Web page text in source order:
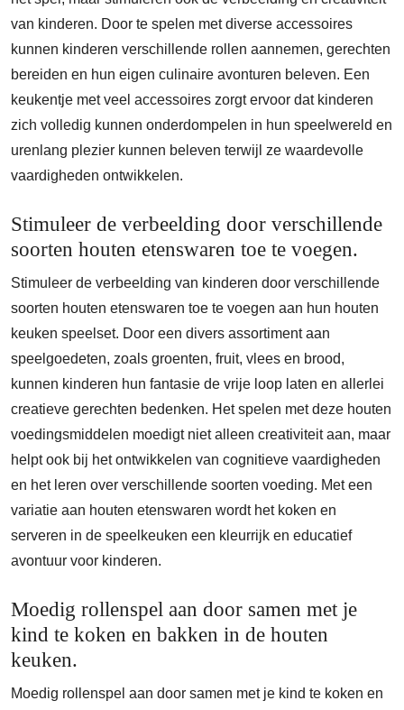
van kinderen. Door te spelen met diverse accessoires
kunnen kinderen verschillende rollen aannemen, gerechten
bereiden en hun eigen culinaire avonturen beleven. Een
keukentje met veel accessoires zorgt ervoor dat kinderen
zich volledig kunnen onderdompelen in hun speelwereld en
urenlang plezier kunnen beleven terwijl ze waardevolle
vaardigheden ontwikkelen.
Stimuleer de verbeelding door verschillende
soorten houten etenswaren toe te voegen.
Stimuleer de verbeelding van kinderen door verschillende
soorten houten etenswaren toe te voegen aan hun houten
keuken speelset. Door een divers assortiment aan
speelgoedeten, zoals groenten, fruit, vlees en brood,
kunnen kinderen hun fantasie de vrije loop laten en allerlei
creatieve gerechten bedenken. Het spelen met deze houten
voedingsmiddelen moedigt niet alleen creativiteit aan, maar
helpt ook bij het ontwikkelen van cognitieve vaardigheden
en het leren over verschillende soorten voeding. Met een
variatie aan houten etenswaren wordt het koken en
serveren in de speelkeuken een kleurrijk en educatief
avontuur voor kinderen.
Moedig rollenspel aan door samen met je
kind te koken en bakken in de houten
keuken.
Moedig rollenspel aan door samen met je kind te koken en